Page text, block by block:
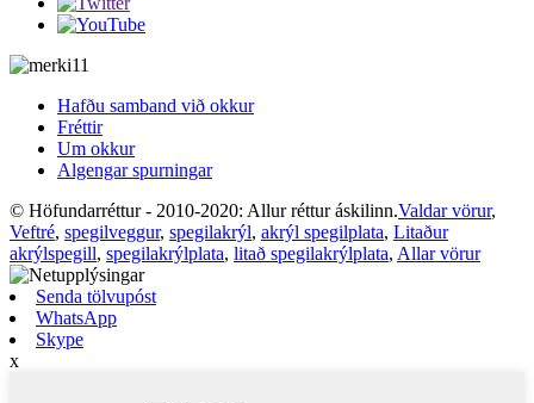
Hafðu samband við okkur
Fréttir
Um okkur
Algengar spurningar
© Höfundarréttur - 2010-2020: Allur réttur áskilinn.Valdar vörur,
Veftré, spegilveggur, spegilakrýl, akrýl spegilplata, Litaður
akrýlspegill, spegilakrýlplata, litað spegilakrýlplata, Allar vörur
Senda tölvupóst
WhatsApp
Skype
x